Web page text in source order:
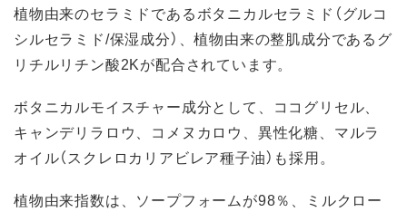
植物由来のセラミドであるボタニカルセラミド（グルコ
シルセラミド/保湿成分）、植物由来の整肌成分であるグ
リチルリチン酸2Kが配合されています。
ボタニカルモイスチャー成分として、ココグリセル、
キャンデリラロウ、コメヌカロウ、異性化糖、マルラ
オイル（スクレロカリアビレア種子油）も採用。
植物由来指数は、ソープフォームが98％、ミルクロー